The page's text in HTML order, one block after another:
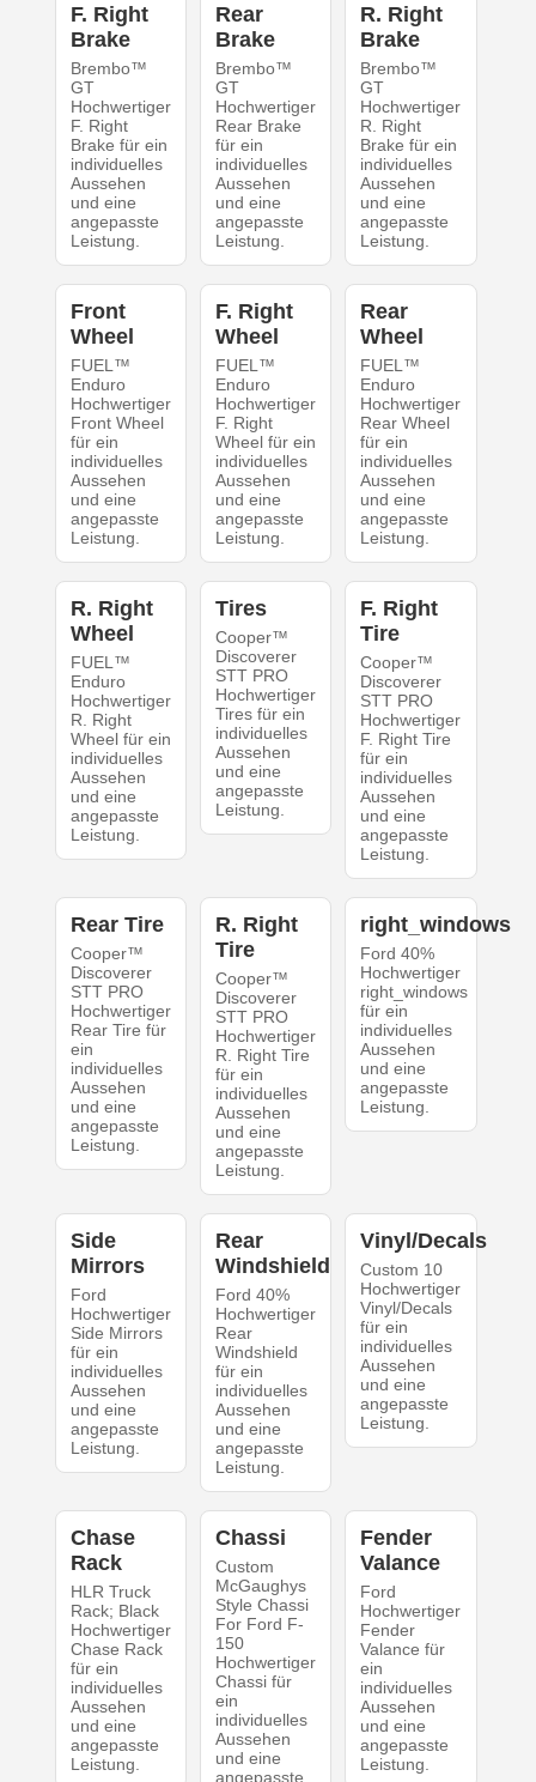
F. Right
Brake
Brembo™
GT
Hochwertiger
F. Right
Brake für ein
individuelles
Aussehen
und eine
angepasste
Leistung.
Rear
Brake
Brembo™
GT
Hochwertiger
Rear Brake
für ein
individuelles
Aussehen
und eine
angepasste
Leistung.
R. Right
Brake
Brembo™
GT
Hochwertiger
R. Right
Brake für ein
individuelles
Aussehen
und eine
angepasste
Leistung.
Front
Wheel
FUEL™
Enduro
Hochwertiger
Front Wheel
für ein
individuelles
Aussehen
und eine
angepasste
Leistung.
F. Right
Wheel
FUEL™
Enduro
Hochwertiger
F. Right
Wheel für ein
individuelles
Aussehen
und eine
angepasste
Leistung.
Rear
Wheel
FUEL™
Enduro
Hochwertiger
Rear Wheel
für ein
individuelles
Aussehen
und eine
angepasste
Leistung.
R. Right
Wheel
FUEL™
Enduro
Hochwertiger
R. Right
Wheel für ein
individuelles
Aussehen
und eine
angepasste
Leistung.
Tires
Cooper™
Discoverer
STT PRO
Hochwertiger
Tires für ein
individuelles
Aussehen
und eine
angepasste
Leistung.
F. Right
Tire
Cooper™
Discoverer
STT PRO
Hochwertiger
F. Right Tire
für ein
individuelles
Aussehen
und eine
angepasste
Leistung.
Rear Tire
Cooper™
Discoverer
STT PRO
Hochwertiger
Rear Tire für
ein
individuelles
Aussehen
und eine
angepasste
Leistung.
R. Right
Tire
Cooper™
Discoverer
STT PRO
Hochwertiger
R. Right Tire
für ein
individuelles
Aussehen
und eine
angepasste
Leistung.
right_windows
Ford 40%
Hochwertiger
right_windows
für ein
individuelles
Aussehen
und eine
angepasste
Leistung.
Side
Mirrors
Ford
Hochwertiger
Side Mirrors
für ein
individuelles
Aussehen
und eine
angepasste
Leistung.
Rear
Windshield
Ford 40%
Hochwertiger
Rear
Windshield
für ein
individuelles
Aussehen
und eine
angepasste
Leistung.
Vinyl/Decals
Custom 10
Hochwertiger
Vinyl/Decals
für ein
individuelles
Aussehen
und eine
angepasste
Leistung.
Chase
Rack
HLR Truck
Rack; Black
Hochwertiger
Chase Rack
für ein
individuelles
Aussehen
und eine
angepasste
Leistung.
Chassi
Custom
McGaughys
Style Chassi
For Ford F-
150
Hochwertiger
Chassi für
ein
individuelles
Aussehen
und eine
angepasste
Fender
Valance
Ford
Hochwertiger
Fender
Valance für
ein
individuelles
Aussehen
und eine
angepasste
Leistung.